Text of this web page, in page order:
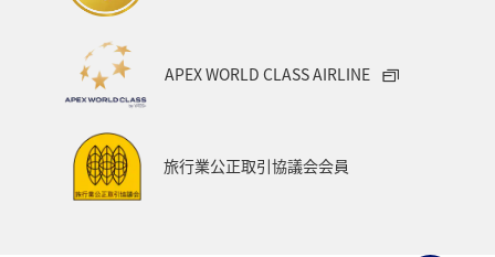
東海地方
オーストラリア
ワイン 山形県
ベトナム
APEX WORLD CLASS AIRLINE
旅行業公正取引協議会会員